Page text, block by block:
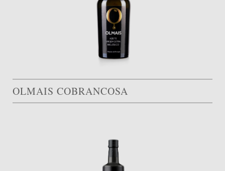
OLMAIS COBRANCOSA